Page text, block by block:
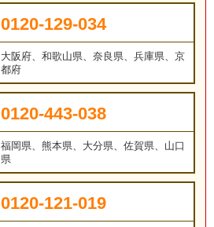
0120-129-034
大阪府、和歌山県、奈良県、兵庫県、京
都府
0120-443-038
福岡県、熊本県、大分県、佐賀県、山口
県
0120-121-019